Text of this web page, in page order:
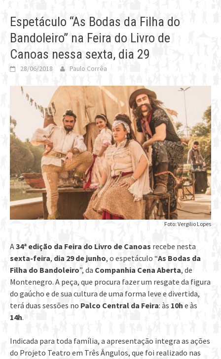
Espetáculo “As Bodas da Filha do
Bandoleiro” na Feira do Livro de
Canoas nessa sexta, dia 29
28/06/2018 Paulo Corrêa
Foto: Vergilio Lopes
A34ª edição da Feira do Livro de Canoas recebe nesta
sexta-feira, dia 29 de junho, o espetáculo “As Bodas da
Filha do Bandoleiro”, da Companhia Cena Aberta, de
Montenegro. A peça, que procura fazer um resgate da figura
do gaúcho e de sua cultura de uma forma leve e divertida,
terá duas sessões no Palco Central da Feira: às 10h e às
14h.
Indicada para toda família, a apresentação integra as ações
do Projeto Teatro em Três Ângulos, que foi realizado nas